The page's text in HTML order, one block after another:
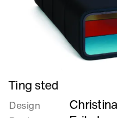
Læs
mere
om
Ting sted
Design